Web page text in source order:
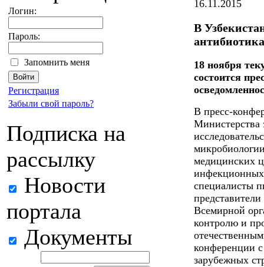
Логин:
Пароль:
Запомнить меня
Регистрация
Забыли свой пароль?
Подписка на
рассылку
Новости
портала
Документы
16.11.2015
В
18 ноября
состоится
В пресс-
Министерства
медицинских
специалисты
Всемирной
контролю и
конференции
зарубежных